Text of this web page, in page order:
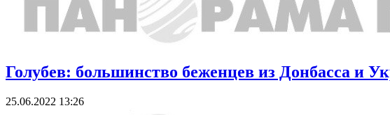
Голубев: большинство беженцев из Донбасса и
25.06.2022 13:26